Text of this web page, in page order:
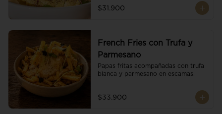
$31.900
French Fries con Trufa y
Parmesano
Papas fritas acompañadas con trufa
blanca y parmesano en escamas.
$33.900